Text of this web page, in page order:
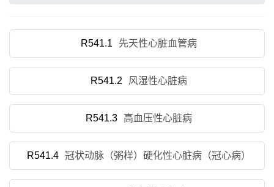
R541.1 先天性心脏血管病
R541.2 风湿性心脏病
R541.3 高血压性心脏病
R541.4 冠状动脉（粥样）硬化性心脏病（冠心病）